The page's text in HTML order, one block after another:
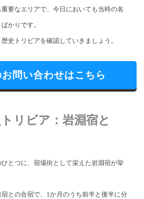
要なエリアで、今日においても当時の名
かりです。
史トリビアを確認していきましょう。
問い合わせはこちら
リビア：岩淵宿と
とつに、宿場街として栄えた岩淵宿が挙
との合宿で、1か月のうち前半と後半に分